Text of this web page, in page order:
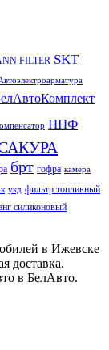
FILTER SKT
НПФ
брт гофра камера
укд фильтр топливный
силиконовый
в Ижевске
доставка.
в БелАвто.